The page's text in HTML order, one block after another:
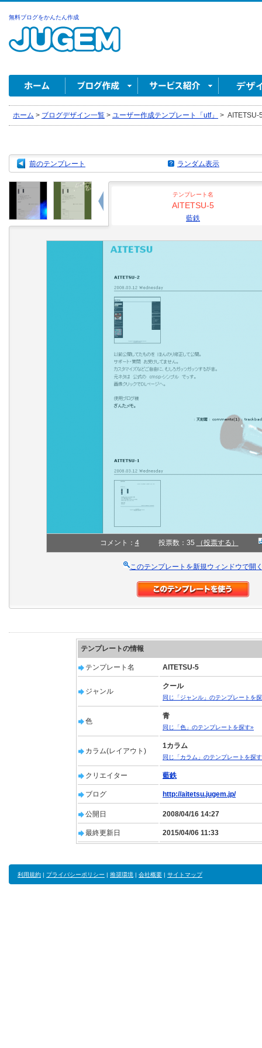
無料ブログをかんたん作成
ホーム > ブログデザイン一覧 > ユーザー作成テンプレート「utf」 > AITETSU-
前のテンプレート ランダム表示
テンプレート名
AITETSU-5
藍鉄
コメント： 4 投票数：35 （投票する）
このテンプレートを新規ウィンドウで開
テンプレートの情報
テンプレート名 AITETSU-5
ジャンル
クール
同じ「ジャンル」のテンプレートを
色
青
同じ「色」のテンプレートを探す»
カラム(レイアウト)
1カラム
同じ「カラム」のテンプレートを探
クリエイター 藍鉄
ブログ http://aitetsu.jugem.jp/
公開日 2008/04/16 14:27
最終更新日 2015/04/06 11:33
利用規約 | プライバシーポリシー | 推奨環境 | 会社概要 | サイトマップ